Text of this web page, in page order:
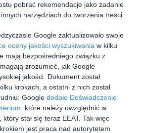
pobrać rekomendacje jako zadanie
narzędziach do tworzenia treści.
Google zaktualizowało swoje
oceny jakości wyszukiwania w kilku
mają bezpośredniego związku z
zrozumieć, jak Google
jakości. Dokument został
krokach, a ostatni z nich został
Google dodało Doświadczenie
które należy uwzględnić w
który stał się teraz EEAT. Tak więc
jest praca nad autorytetem